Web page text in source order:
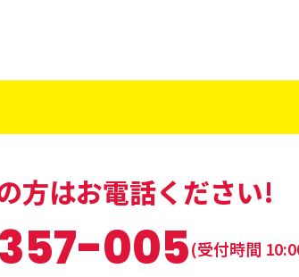
方はお電話ください!
005(受付時間